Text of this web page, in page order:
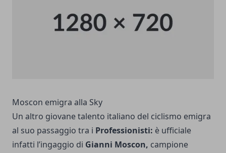
Moscon emigra alla Sky
Un altro giovane talento italiano del ciclismo emigra
al suo passaggio tra i Professionisti: è ufficiale
infatti l’ingaggio di Gianni Moscon, campione